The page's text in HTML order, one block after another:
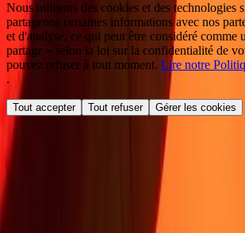
Nous utilisons des cookies et des technologies
partageons certaines informations avec nos
et d'analyse, ce qui peut être considéré comme
partage » selon la loi sur la confidentialité de
pouvez refuser à tout moment. Lire notre
.
Tout accepter Tout refuser Gérer les cookies